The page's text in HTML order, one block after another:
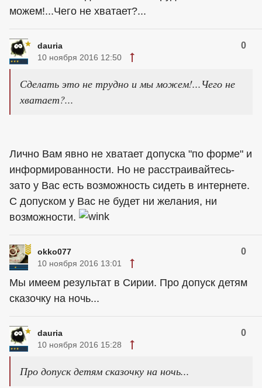
можем!...Чего не хватает?...
dauria 0
10 ноября 2016 12:50
Сделать это не трудно и мы можем!...Чего не
хватает?...
Лично Вам явно не хватает допуска "по форме" и
информированности. Но не расстраивайтесь-
зато у Вас есть возможность сидеть в интернете.
С допуском у Вас не будет ни желания, ни
возможности.
okko077 0
10 ноября 2016 13:01
Мы имеем результат в Сирии. Про допуск детям
сказочку на ночь...
dauria 0
10 ноября 2016 15:28
Про допуск детям сказочку на ночь...